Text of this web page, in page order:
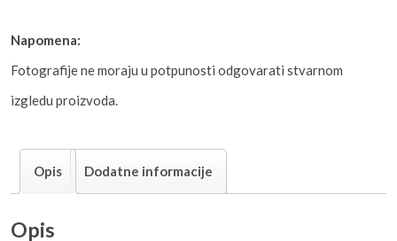
Napomena:
Fotografije ne moraju u potpunosti odgovarati stvarnom
izgledu proizvoda.
Opis Dodatne informacije
Opis